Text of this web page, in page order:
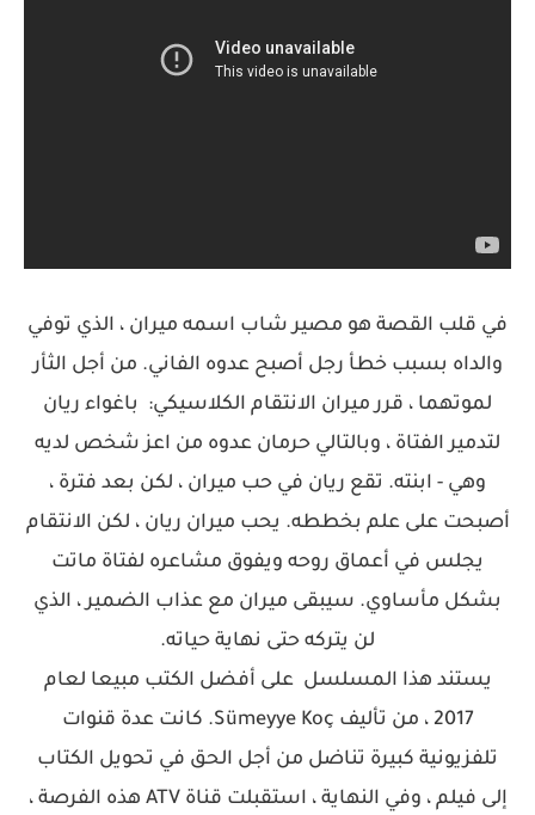
في قلب القصة هو مصير شاب اسمه ميران ، الذي توفي
والداه بسبب خطأ رجل أصبح عدوه الفاني. من أجل الثأر
لموتهما ، قرر ميران الانتقام الكلاسيكي: باغواء ريان
لتدمير الفتاة ، وبالتالي حرمان عدوه من اعز شخص لديه
وهي - ابنته. تقع ريان في حب ميران ، لكن بعد فترة ،
أصبحت على علم بخططه. يحب ميران ريان ، لكن الانتقام
يجلس في أعماق روحه ويفوق مشاعره لفتاة ماتت
بشكل مأساوي. سيبقى ميران مع عذاب الضمير ، الذي
لن يتركه حتى نهاية حياته.
يستند هذا المسلسل على أفضل الكتب مبيعا لعام
2017 ، من تأليف Sümeyye Koç. كانت عدة قنوات
تلفزيونية كبيرة تناضل من أجل الحق في تحويل الكتاب
إلى فيلم ، وفي النهاية ، استقبلت قناة ATV هذه الفرصة ،